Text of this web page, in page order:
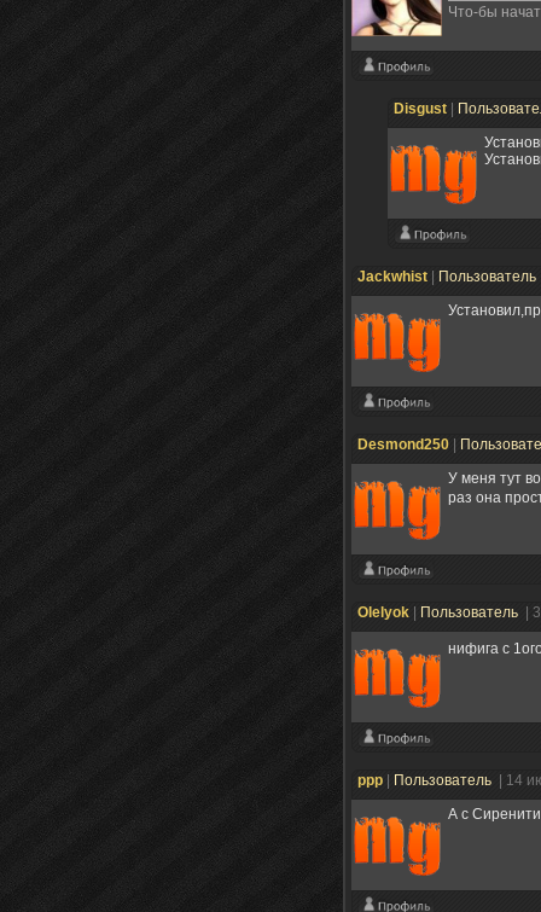
Что-бы
Disgust |
Jackwhist | Пользователь
Desmond250 |
У меня тут
раз она
Olelyok | Пользователь |
нифига с
ррр | Пользователь | 14
А с